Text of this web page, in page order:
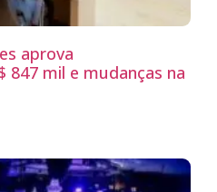
aprova
847 mil e mudanças na